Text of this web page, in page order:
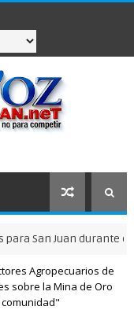
durante entrevista
Agropecuarios de
sobre la Mina de Oro